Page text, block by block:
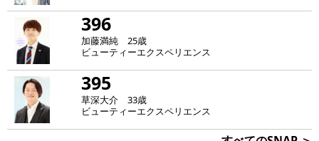
396
加藤満純 25歳
ビューティーエクスペリエンス
395
草深大介 33歳
ビューティーエクスペリエンス